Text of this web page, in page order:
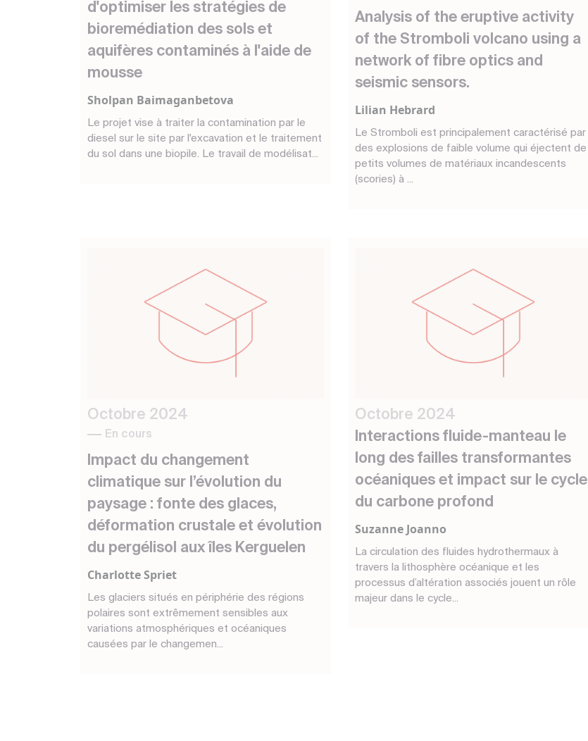
d'optimiser les stratégies de
bioremédiation des sols et
aquifères contaminés à l'aide de
mousse
Sholpan Baimaganbetova
Le projet vise à traiter la contamination par le
diesel sur le site par l'excavation et le traitement
du sol dans une biopile. Le travail de modélisat...
Analysis of the eruptive activity
of the Stromboli volcano using a
network of fibre optics and
seismic sensors.
Lilian Hebrard
Le Stromboli est principalement caractérisé par
des explosions de faible volume qui éjectent de
petits volumes de matériaux incandescents
(scories) à ...
Octobre 2024
En cours
Impact du changement
climatique sur l’évolution du
paysage : fonte des glaces,
déformation crustale et évolution
du pergélisol aux îles Kerguelen
Charlotte Spriet
Les glaciers situés en périphérie des régions
polaires sont extrêmement sensibles aux
variations atmosphériques et océaniques
causées par le changemen...
Octobre 2024
Interactions fluide-manteau le
long des failles transformantes
océaniques et impact sur le cycle
du carbone profond
Suzanne Joanno
La circulation des fluides hydrothermaux à
travers la lithosphère océanique et les
processus d’altération associés jouent un rôle
majeur dans le cycle...